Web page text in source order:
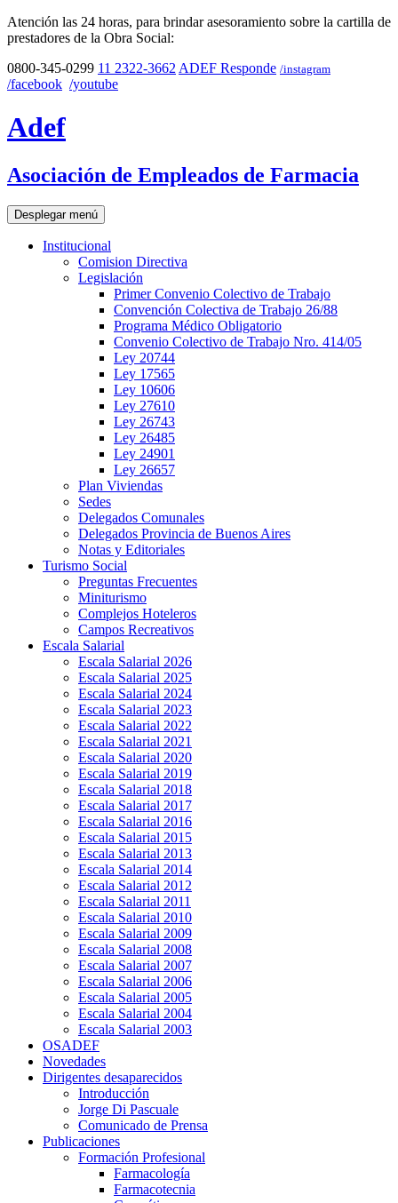
Atención las 24 horas, para brindar asesoramiento sobre la cartilla de
prestadores de la Obra Social:
0800-345-0299 11 2322-3662 ADEF Responde /instagram
/facebook /youtube
Adef
Asociación de Empleados de Farmacia
Desplegar menú
Institucional
Comision Directiva
Legislación
Primer Convenio Colectivo de Trabajo
Convención Colectiva de Trabajo 26/88
Programa Médico Obligatorio
Convenio Colectivo de Trabajo Nro. 414/05
Ley 20744
Ley 17565
Ley 10606
Ley 27610
Ley 26743
Ley 26485
Ley 24901
Ley 26657
Plan Viviendas
Sedes
Delegados Comunales
Delegados Provincia de Buenos Aires
Notas y Editoriales
Turismo Social
Preguntas Frecuentes
Miniturismo
Complejos Hoteleros
Campos Recreativos
Escala Salarial
Escala Salarial 2026
Escala Salarial 2025
Escala Salarial 2024
Escala Salarial 2023
Escala Salarial 2022
Escala Salarial 2021
Escala Salarial 2020
Escala Salarial 2019
Escala Salarial 2018
Escala Salarial 2017
Escala Salarial 2016
Escala Salarial 2015
Escala Salarial 2013
Escala Salarial 2014
Escala Salarial 2012
Escala Salarial 2011
Escala Salarial 2010
Escala Salarial 2009
Escala Salarial 2008
Escala Salarial 2007
Escala Salarial 2006
Escala Salarial 2005
Escala Salarial 2004
Escala Salarial 2003
OSADEF
Novedades
Dirigentes desaparecidos
Introducción
Jorge Di Pascuale
Comunicado de Prensa
Publicaciones
Formación Profesional
Farmacología
Farmacotecnia